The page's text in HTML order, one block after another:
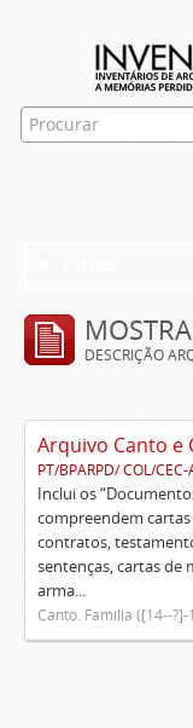
DESCRIÇÃO
Arquivo Canto e
PT/BPARPD/ COL/CEC-
Inclui os
compreendem
contratos,
sentenças, cartas de
arma...
Canto. Família ([14--?]-